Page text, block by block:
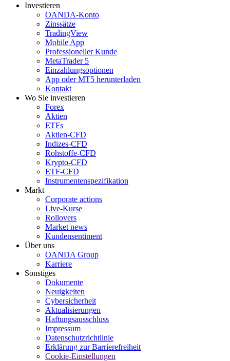
Investieren
OANDA-Konto
Zinssätze
TradingView
Mobile App
Professioneller Kunde
MetaTrader 5
Einzahlungsoptionen
App oder MT5 herunterladen
Kontakt
Wo Sie investieren
Forex
Aktien
ETFs
Aktien-CFD
Indizes-CFD
Rohstoffe-CFD
Krypto-CFD
ETF-CFD
Instrumentenspezifikation
Markt
Corporate actions
Live-Kurse
Rollovers
Market news
Kundensentiment
Über uns
OANDA Group
Karriere
Sonstiges
Dokumente
Neuigkeiten
Cybersicherheit
Aktualisierungen
Haftungsausschluss
Impressum
Datenschutzrichtlinie
Erklärung zur Barrierefreiheit
Cookie-Einstellungen